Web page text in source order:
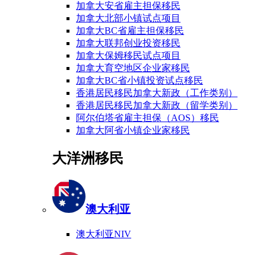
加拿大安省雇主担保移民
加拿大北部小镇试点项目
加拿大BC省雇主担保移民
加拿大联邦创业投资移民
加拿大保姆移民试点项目
加拿大育空地区企业家移民
加拿大BC省小镇投资试点移民
香港居民移民加拿大新政（工作类别）
香港居民移民加拿大新政（留学类别）
阿尔伯塔省雇主担保（AOS）移民
加拿大阿省小镇企业家移民
大洋洲移民
澳大利亚
澳大利亚NIV